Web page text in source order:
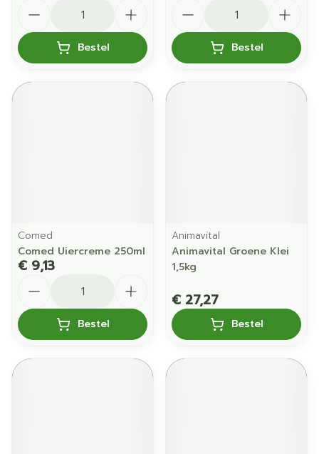
Bestel Bestel
Comed
Comed Uiercreme 250ml
€ 9,13
Bestel
Animavital
Animavital Groene Klei
1,5kg
€ 27,27
Bestel